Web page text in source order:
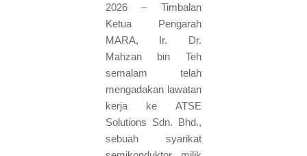
2026 – Timbalan
Ketua Pengarah
MARA, Ir. Dr.
Mahzan bin Teh
semalam telah
mengadakan lawatan
kerja ke ATSE
Solutions Sdn. Bhd.,
sebuah syarikat